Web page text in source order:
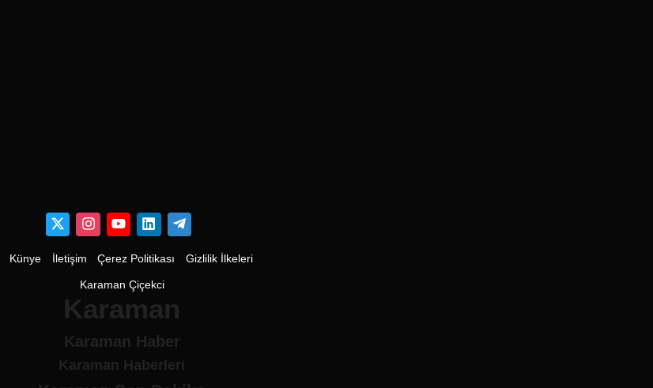
Künye İletişim Çerez Politikası Gizlilik İlkeleri
Karaman Çiçekci
Karaman
Karaman Haber
Karaman Haberleri